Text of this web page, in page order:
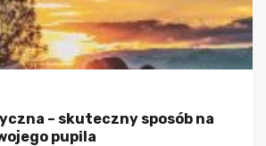
– skuteczny sposób na
pupila